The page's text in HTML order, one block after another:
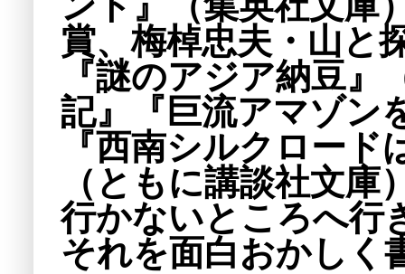
賞、梅棹忠夫・山と
『謎のアジア納豆
記』『巨流アマゾン
『西南シルクロー
（ともに講談社文
行かないところへ行
それを面白おかしく